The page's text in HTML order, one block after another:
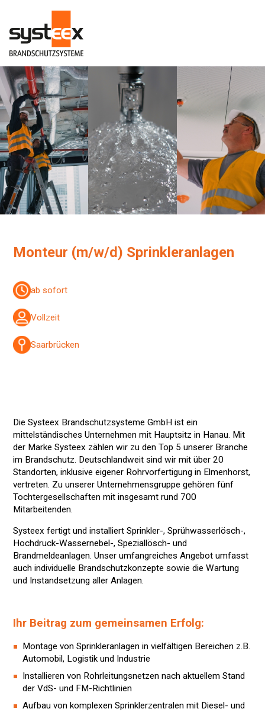
Monteur (m/w/d) Sprinkleranlagen
ab sofort
Vollzeit
Saarbrücken
Die Systeex Brandschutzsysteme GmbH ist ein
mittelständisches Unternehmen mit Hauptsitz in Hanau. Mit
der Marke Systeex zählen wir zu den Top 5 unserer Branche
im Brandschutz. Deutschlandweit sind wir mit über 20
Standorten, inklusive eigener Rohrvorfertigung in Elmenhorst,
vertreten. Zu unserer Unternehmensgruppe gehören fünf
Tochtergesellschaften mit insgesamt rund 700
Mitarbeitenden.
Systeex fertigt und installiert Sprinkler-, Sprühwasserlösch-,
Hochdruck-Wassernebel-, Speziallösch- und
Brandmeldeanlagen. Unser umfangreiches Angebot umfasst
auch individuelle Brandschutzkonzepte sowie die Wartung
und Instandsetzung aller Anlagen.
Ihr Beitrag zum gemeinsamen Erfolg:
Montage von Sprinkleranlagen in vielfältigen Bereichen z.B.
Automobil, Logistik und Industrie
Installieren von Rohrleitungsnetzen nach aktuellem Stand
der VdS- und FM-Richtlinien
Aufbau von komplexen Sprinklerzentralen mit Diesel- und